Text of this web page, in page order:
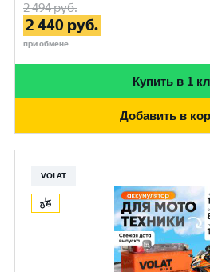
2 494руб.
2 440 руб.
при обмене
Купить в 1
Добавить в
VOLAT